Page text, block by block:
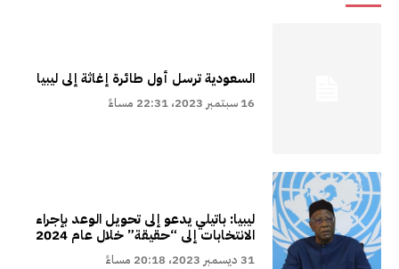
السعودية ترسل أول طائرة إغاثة إلى ليبيا
16 سبتمبر 2023، 22:31 مساءً
ليبيا: باتيلي يدعو إلى تحويل الوعد بإجراء
الانتخابات إلى “حقيقة” خلال عام 2024
31 ديسمبر 2023، 20:18 مساءً